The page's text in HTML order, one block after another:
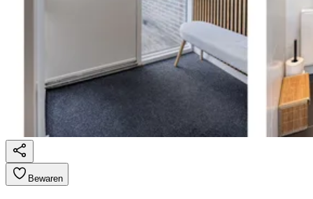
Bewaren